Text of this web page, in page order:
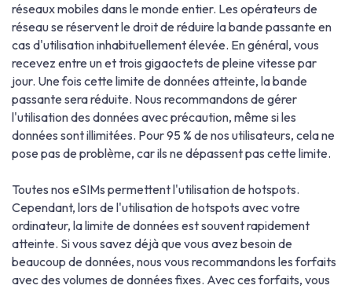
réseaux mobiles dans le monde entier. Les opérateurs de
réseau se réservent le droit de réduire la bande passante en
cas d'utilisation inhabituellement élevée. En général, vous
recevez entre un et trois gigaoctets de pleine vitesse par
jour. Une fois cette limite de données atteinte, la bande
passante sera réduite. Nous recommandons de gérer
l'utilisation des données avec précaution, même si les
données sont illimitées. Pour 95 % de nos utilisateurs, cela ne
pose pas de problème, car ils ne dépassent pas cette limite.
Toutes nos eSIMs permettent l'utilisation de hotspots.
Cependant, lors de l'utilisation de hotspots avec votre
ordinateur, la limite de données est souvent rapidement
atteinte. Si vous savez déjà que vous avez besoin de
beaucoup de données, nous vous recommandons les forfaits
avec des volumes de données fixes. Avec ces forfaits, vous